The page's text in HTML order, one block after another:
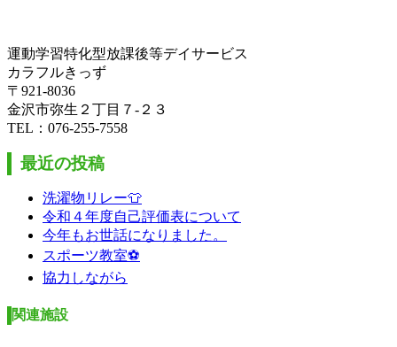
運動学習特化型放課後等デイサービス
カラフルきっず
〒921-8036
金沢市弥生２丁目７-２３
TEL：076-255-7558
最近の投稿
洗濯物リレー👕
令和４年度自己評価表について
今年もお世話になりました。
スポーツ教室⚽
協力しながら
関連施設